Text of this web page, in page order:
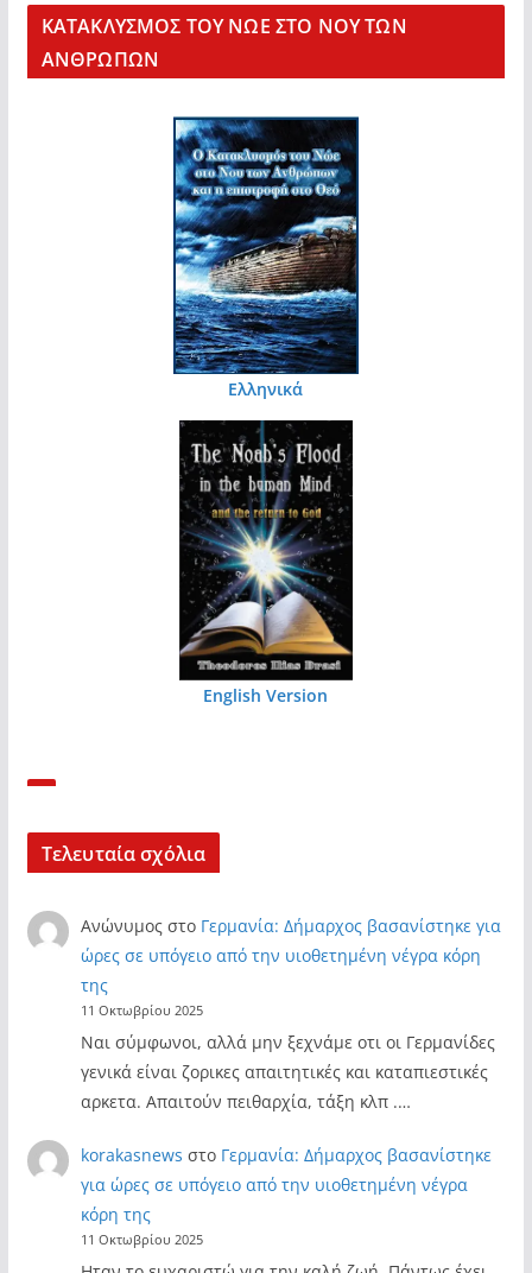
KΑΤΑΚΛΥΣΜΟΣ ΤΟΥ ΝΩΕ ΣΤΟ ΝΟΥ ΤΩΝ
ΑΝΘΡΩΠΩΝ
Ελληνικά
English Version
Τελευταία σχόλια
Ανώνυμος στο Γερμανία: Δήμαρχος βασανίστηκε για
ώρες σε υπόγειο από την υιοθετημένη νέγρα κόρη
της
11 Οκτωβρίου 2025
Ναι σύμφωνοι, αλλά μην ξεχνάμε οτι οι Γερμανίδες
γενικά είναι ζορικες απαιτητικές και καταπιεστικές
αρκετα. Απαιτούν πειθαρχία, τάξη κλπ .…
korakasnews στο Γερμανία: Δήμαρχος βασανίστηκε
για ώρες σε υπόγειο από την υιοθετημένη νέγρα
κόρη της
11 Οκτωβρίου 2025